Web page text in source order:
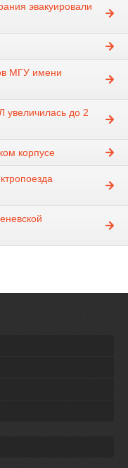
эвакуировали
МГУ имени
до 2
корпусе